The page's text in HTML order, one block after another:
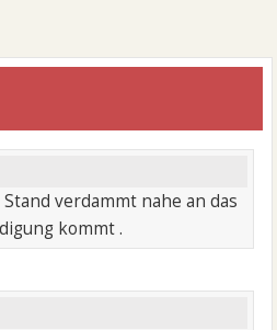
verdammt nahe an das
kommt .